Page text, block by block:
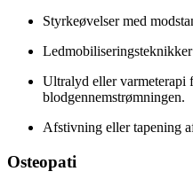
Styrkeøvelser med
Ultralyd eller varmeterapi
blodgennemstrømningen.
Afstivning eller tapening
Osteopati